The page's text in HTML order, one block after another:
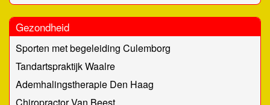
Gezondheid
Sporten met begeleiding Culemborg
Tandartspraktijk Waalre
Ademhalingstherapie Den Haag